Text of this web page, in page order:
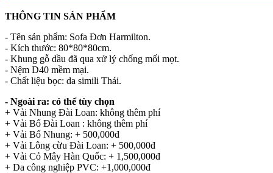
THÔNG TIN SẢN PHẨM
- Tên sản phẩm: Sofa Đơn Harmilton.
- Kích thước: 80*80*80cm.
- Khung gỗ dầu đã qua xử lý chống mối mọt.
- Nệm D40 mềm mại.
- Chất liệu bọc: da simili Thái.
- Ngoài ra: có thể tùy chọn
+ Vải Nhung Đài Loan: không thêm phí
+ Vải Bố Đài Loan : không thêm phí
+ Vải Bố Nhung: + 500,000đ
+ Vải Lông cừu Đài Loan: + 500,000đ
+ Vải Cỏ Mây Hàn Quốc: + 1,500,000đ
+ Da công nghiệp PVC: +1,000,000đ